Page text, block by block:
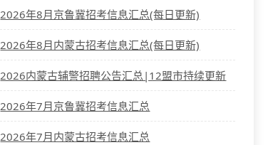
2026年8月京鲁冀招考信息汇总(每日更新)
2026年8月内蒙古招考信息汇总(每日更新)
2026内蒙古辅警招聘公告汇总|12盟市持续更新
2026年7月京鲁冀招考信息汇总
2026年7月内蒙古招考信息汇总